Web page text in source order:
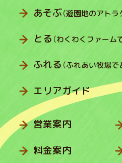
あそぶ（遊園地のアトラ
とる （わくわくファーム
ふれる （ふれあい牧場で
エリアガイド
営業案内
料金案内